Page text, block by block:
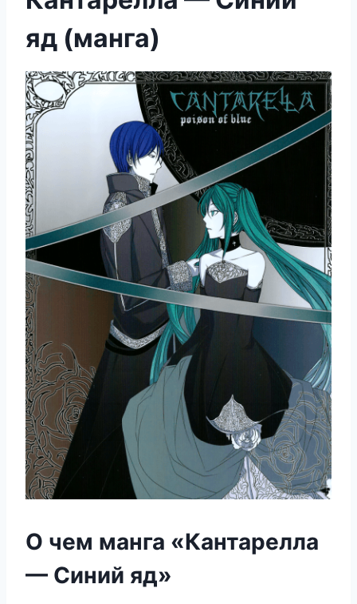
яд (манга)
О чем манга «Кантарелла
— Синий яд»